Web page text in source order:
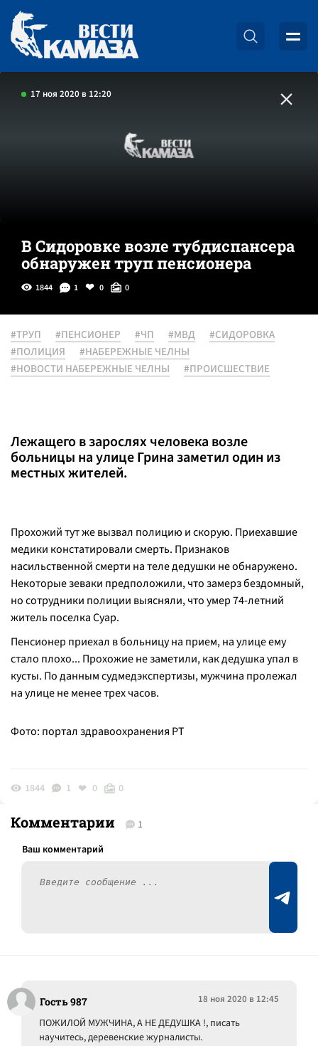
17 ноя 2020 в 12:20
В Сидоровке возле тубдиспансера
обнаружен труп пенсионера
1844 1 0 0
#ТРУП #ПЕНСИОНЕР #ЧП #МВД
#СИДОРОВКА
#ПОЛИЦИЯ
#НАБЕРЕЖНЫЕ ЧЕЛНЫ
#НОВОСТИ НАБЕРЕЖНЫЕ ЧЕЛНЫ
#ПРОИСШЕСТВИЕ
Лежащего в зарослях человека возле
больницы на улице Грина заметил один из
местных жителей.
Прохожий тут же вызвал полицию и скорую. Приехавшие
медики констатировали смерть. Признаков
насильственной смерти на теле дедушки не обнаружено.
Некоторые зеваки предположили, что замерз бездомный,
но сотрудники полиции выясняли, что умер 74-летний
житель поселка Суар.
Пенсионер приехал в больницу на прием, на улице ему
стало плохо... Прохожие не заметили, как дедушка упал в
кусты. По данным судмедэкспертизы, мужчина пролежал
на улице не менее трех часов.
Фото: портал здравоохранения РТ
1844 1 0 0
Комментарии 1
Гость 987 18 ноя 2020 в 12:45
ПОЖИЛОЙ МУЖЧИНА, А НЕ ДЕДУШКА !, писать
научитесь, деревенские журналисты.